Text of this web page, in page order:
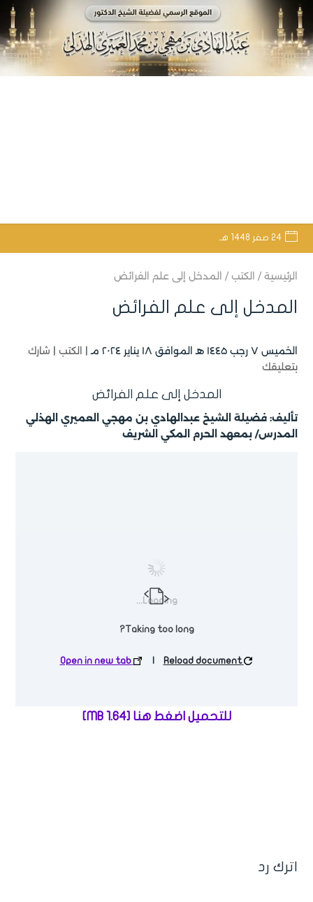
24 صفر 1448 هـ
الرئيسية / الكتب / المدخل إلى علم الفرائض
المدخل إلى علم الفرائض
الخميس ۷ رجب ۱٤٤۵ هـ الموافق ۱۸ يناير ۲۰۲٤ مـ | الكتب | شارك
بتعليقك
المدخل إلى علم الفرائض
تأليف: فضيلة الشيخ عبدالهادي بن مهجي العميري الهذلي
المدرس/ بمعهد الحرم المكي الشريف
Loading...
Taking too long?
Reload document
|
Open in new tab
للتحميل اضغط هنا [1.64 MB]
اترك رد